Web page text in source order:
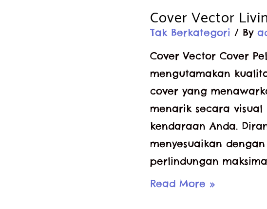
Livina
Cover Vector
Tak Berkategori / By
Cover Vector Cover
mengutamakan
cover yang
menarik secara
kendaraan Anda.
menyesuaikan
perlindungan
Cover
Read More »